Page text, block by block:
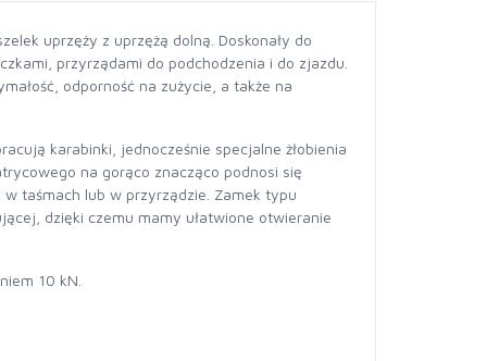
uprzęży z uprzężą dolną. Doskonały do
przyrządami do podchodzenia i do zjazdu.
odporność na zużycie, a także na
karabinki, jednocześnie specjalne żłobienia
na gorąco znacząco podnosi się
taśmach lub w przyrządzie. Zamek typu
dzięki czemu mamy ułatwione otwieranie
10 kN.